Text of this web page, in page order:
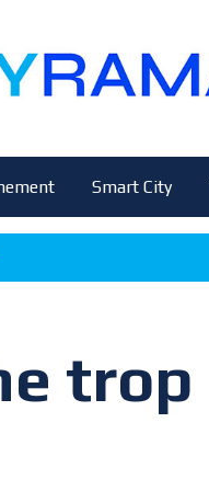
Smart City
trop